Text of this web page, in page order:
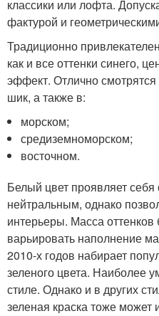
классики или лофта.
фактурой и
Традиционно
как и все оттенки синего,
эффект. Отлично
шик, а также в:
морском;
средиземноморском;
восточном.
Белый цвет проявляет
нейтральным, однако
интерьеры. Масса оттенков
варьировать наполнение
2010-х годов набирает
зеленого цвета. Наиболее
стиле. Однако и в других
зеленая краска тоже может